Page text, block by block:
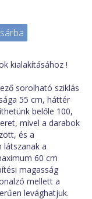
kialakításához !
sorolható sziklás
55 cm, háttér
belőle 100,
mivel a darabok
és a
látszanak a
60 cm
magasság
mellett a
levághatjuk.